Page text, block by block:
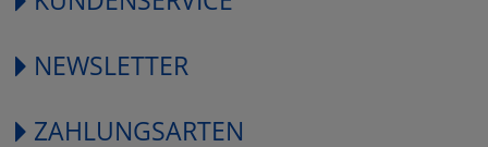
NEWSLETTER
ZAHLUNGSARTEN